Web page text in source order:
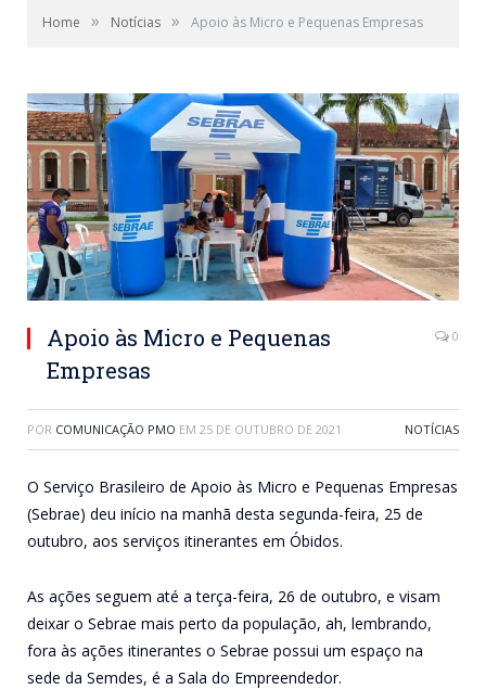
Home » Notícias » Apoio às Micro e Pequenas Empresas
Apoio às Micro e Pequenas
Empresas
0
POR COMUNICAÇÃO PMO EM 25 DE OUTUBRO DE 2021 NOTÍCIAS
O Serviço Brasileiro de Apoio às Micro e Pequenas Empresas
(Sebrae) deu início na manhã desta segunda-feira, 25 de
outubro, aos serviços itinerantes em Óbidos.
As ações seguem até a terça-feira, 26 de outubro, e visam
deixar o Sebrae mais perto da população, ah, lembrando,
fora às ações itinerantes o Sebrae possui um espaço na
sede da Semdes, é a Sala do Empreendedor.